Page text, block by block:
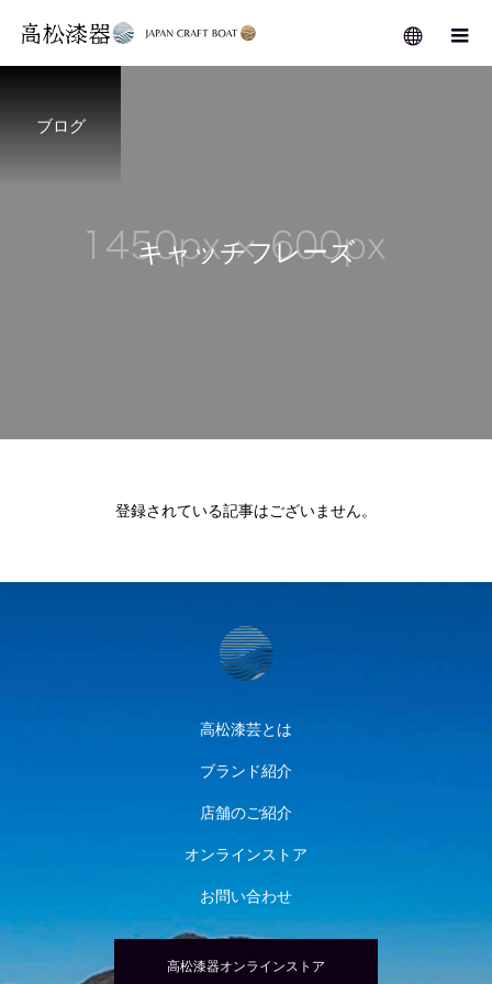
ブログ
キャッチフレーズ
登録されている記事はございません。
高松漆芸とは
ブランド紹介
店舗のご紹介
オンラインストア
お問い合わせ
高松漆器オンラインストア